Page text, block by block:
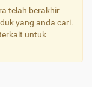
telah berakhir
yang anda cari.
untuk